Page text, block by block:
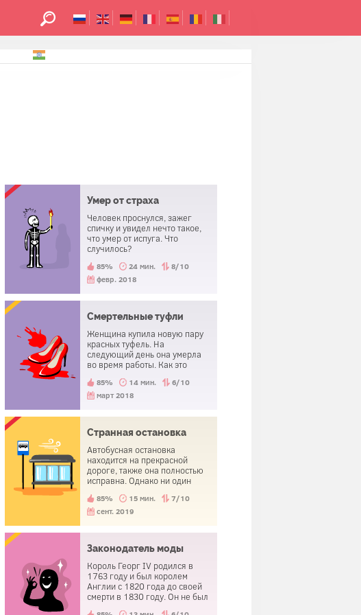
Умер от страха
Человек проснулся, зажег
спичку и увидел нечто такое,
что умер от испуга. Что
случилось?
85% 24 мин.
8/10
февр. 2018
Смертельные туфли
Женщина купила новую пару
красных туфель. На
следующий день она умерла
во время работы. Как это
85% 14 мин.
6/10
март 2018
Странная остановка
Автобусная остановка
находится на прекрасной
дороге, также она полностью
исправна. Однако ни один
останавливается на ней.
Почему?
85% 15 мин.
7/10
сент. 2019
Законодатель моды
Король Георг IV родился в
1763 году и был королем
Англии с 1820 года до своей
смерти в 1830 году. Он не был